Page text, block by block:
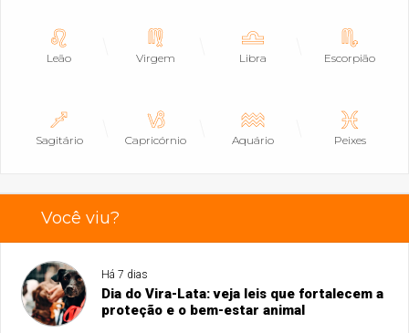
Leão Virgem Libra Escorpião
Sagitário Capricórnio Aquário Peixes
Você viu?
Há 7 dias
Dia do Vira-Lata: veja leis que fortalecem a
proteção e o bem-estar animal